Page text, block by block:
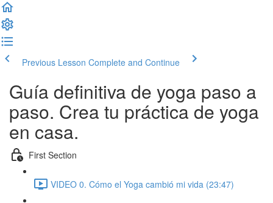
Previous Lesson Complete and Continue
Guía definitiva de yoga paso a
paso. Crea tu práctica de yoga
en casa.
First Section
VIDEO 0. Cómo el Yoga cambió mi vida (23:47)